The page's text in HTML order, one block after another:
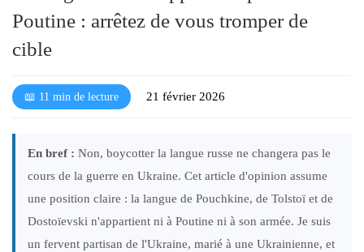
Poutine : arrêtez de vous tromper de
cible
📖 11 min de lecture 21 février 2026
En bref : Non, boycotter la langue russe ne changera pas le
cours de la guerre en Ukraine. Cet article d'opinion assume
une position claire : la langue de Pouchkine, de Tolstoï et de
Dostoïevski n'appartient ni à Poutine ni à son armée. Je suis
un fervent partisan de l'Ukraine, marié à une Ukrainienne, et